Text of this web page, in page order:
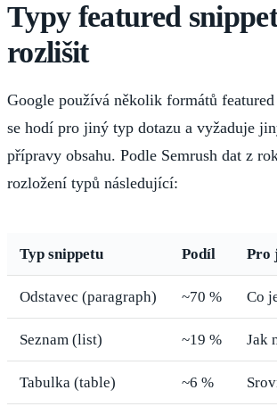
Typy featured
rozlišit
Google používá několik formátů
se hodí pro jiný typ dotazu a vyžaduje
přípravy obsahu. Podle Semrush dat z
rozložení typů následující:
Typ snippetu Podíl Pro
Odstavec (paragraph) ~70 % Co
Seznam (list) ~19 % Jak
Tabulka (table) ~6 %